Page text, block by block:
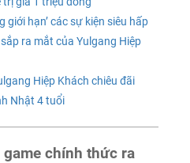
giới hạn’ các sự kiện siêu hấp
ra mắt của Yulgang Hiệp
Hiệp Khách chiêu đãi
Nhật 4 tuổi
game chính thức ra